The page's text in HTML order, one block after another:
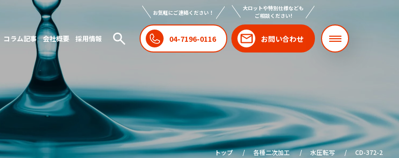
コラム記事 会社概要 採用情報
お気軽にご連絡ください！
04-7196-0116
大ロットや特別仕様なども
ご相談ください!
お問い合わせ
トップ 各種二次加工 水圧転写 CD-372-2